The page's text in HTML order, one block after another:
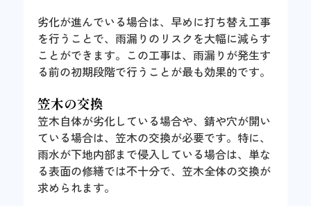
劣化が進んでいる場合は、早めに打ち替え工事
を行うことで、雨漏りのリスクを大幅に減らす
ことができます。この工事は、雨漏りが発生す
る前の初期段階で行うことが最も効果的です。
笠木の交換
笠木自体が劣化している場合や、錆や穴が開い
ている場合は、笠木の交換が必要です。特に、
雨水が下地内部まで侵入している場合は、単な
る表面の修繕では不十分で、笠木全体の交換が
求められます。